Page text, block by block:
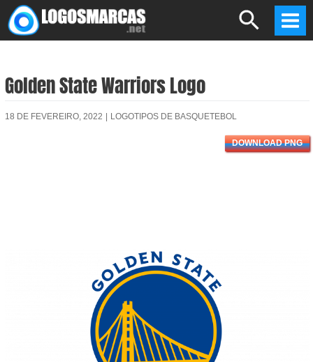
Skip
to
Search
Golden State Warriors Logo
18 DE FEVEREIRO, 2022 LOGOTIPOS DE BASQUETEBOL
DOWNLOAD PNG